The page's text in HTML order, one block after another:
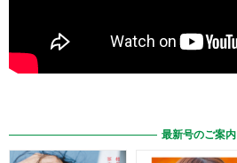
最新号のご案内